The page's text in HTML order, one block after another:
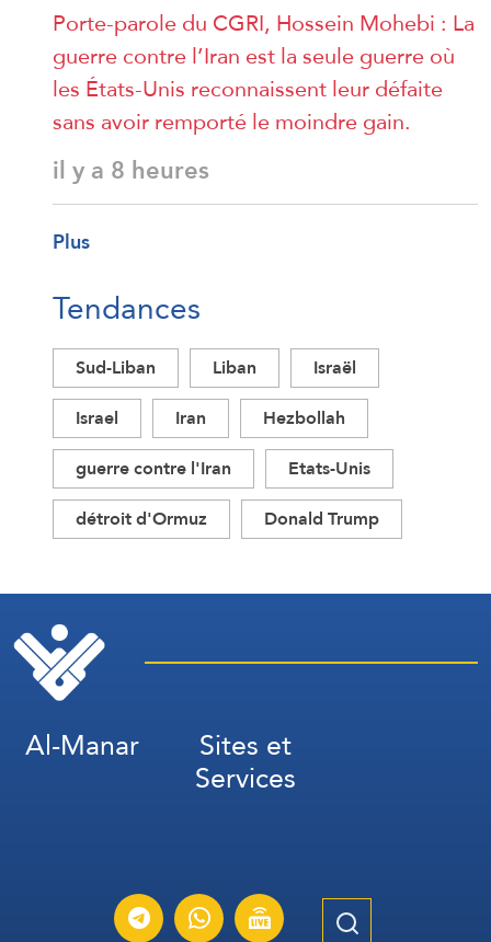
Porte-parole du CGRI, Hossein Mohebi : La
guerre contre l’Iran est la seule guerre où
les États-Unis reconnaissent leur défaite
sans avoir remporté le moindre gain.
il y a 8 heures
Plus
Tendances
Sud-Liban Liban
Israël
Israel
Iran
Hezbollah
guerre contre l'Iran
Etats-Unis
détroit d'Ormuz
Donald Trump
Al-Manar Sites et
Services